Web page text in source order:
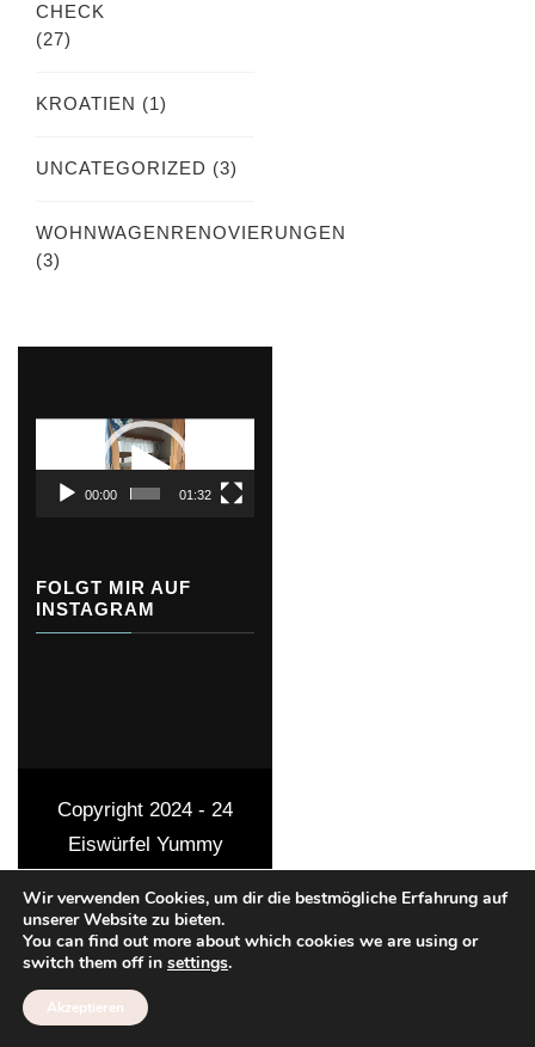
CHECK
(27)
KROATIEN (1)
UNCATEGORIZED (3)
WOHNWAGENRENOVIERUNGEN
(3)
Player
00:00 01:32
FOLGT MIR AUF
INSTAGRAM
Copyright 2024 - 24
Eiswürfel Yummy
Blossom Themes.
Präsentiert von
/ Datenschutz
Wir verwenden Cookies, um dir die bestmögliche Erfahrung auf
unserer Website zu bieten.
You can find out more about which cookies we are using or
switch them off in settings.
Akzeptieren